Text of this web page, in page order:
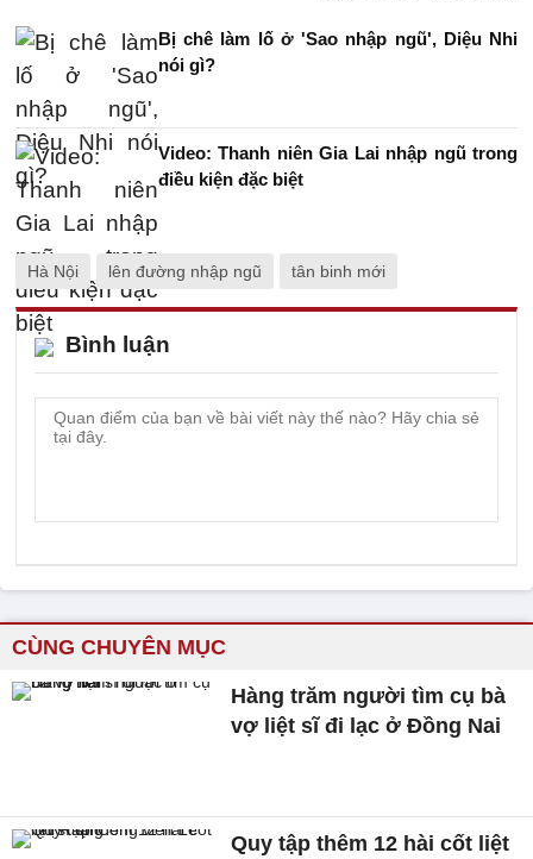
Bị chê làm lố ở 'Sao nhập ngũ', Diệu Nhi
nói gì?
Video: Thanh niên Gia Lai nhập ngũ trong
điều kiện đặc biệt
Hà Nội lên đường nhập ngũ tân binh mới
Bình luận
CÙNG CHUYÊN MỤC
Hàng trăm người tìm cụ bà
vợ liệt sĩ đi lạc ở Đồng Nai
Quy tập thêm 12 hài cốt liệt